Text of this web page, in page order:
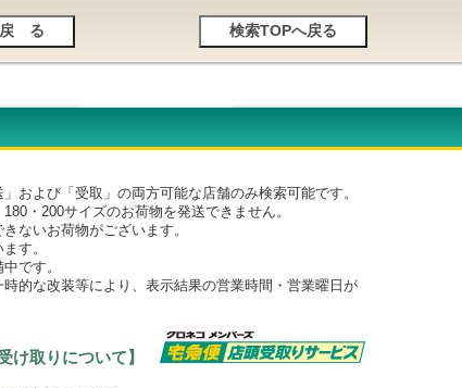
および「受取」の両方可能な店舗のみ検索可能です。
・200サイズのお荷物を発送できません。
いお荷物がございます。
す。
です。
的な改装等により、表示結果の営業時間・営業曜日が
け取りについて】